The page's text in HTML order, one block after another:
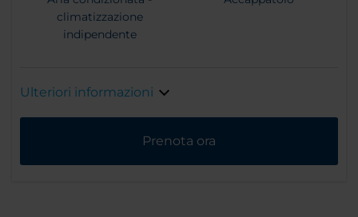
climatizzazione
indipendente
Ulteriori informazioni
Prenota ora